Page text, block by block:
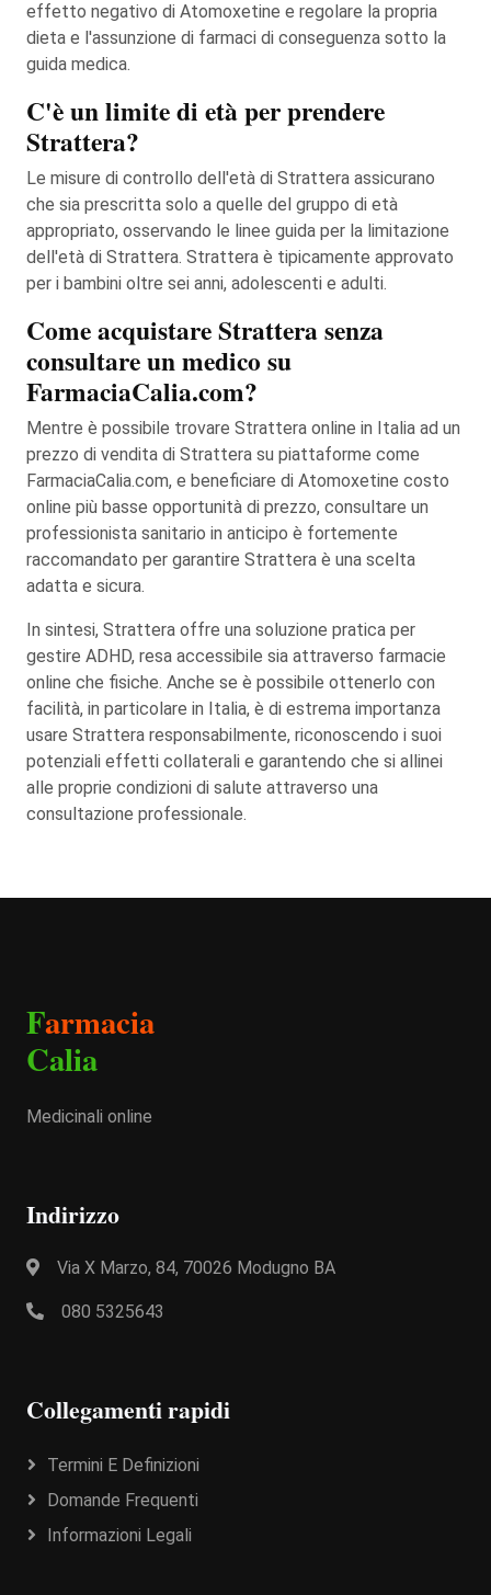
effetto negativo di Atomoxetine e regolare la propria
dieta e l'assunzione di farmaci di conseguenza sotto la
guida medica.
C'è un limite di età per prendere
Strattera?
Le misure di controllo dell'età di Strattera assicurano
che sia prescritta solo a quelle del gruppo di età
appropriato, osservando le linee guida per la limitazione
dell'età di Strattera. Strattera è tipicamente approvato
per i bambini oltre sei anni, adolescenti e adulti.
Come acquistare Strattera senza
consultare un medico su
FarmaciaCalia.com?
Mentre è possibile trovare Strattera online in Italia ad un
prezzo di vendita di Strattera su piattaforme come
FarmaciaCalia.com, e beneficiare di Atomoxetine costo
online più basse opportunità di prezzo, consultare un
professionista sanitario in anticipo è fortemente
raccomandato per garantire Strattera è una scelta
adatta e sicura.
In sintesi, Strattera offre una soluzione pratica per
gestire ADHD, resa accessibile sia attraverso farmacie
online che fisiche. Anche se è possibile ottenerlo con
facilità, in particolare in Italia, è di estrema importanza
usare Strattera responsabilmente, riconoscendo i suoi
potenziali effetti collaterali e garantendo che si allinei
alle proprie condizioni di salute attraverso una
consultazione professionale.
Farmacia
Calia
Medicinali online
Indirizzo
Via X Marzo, 84, 70026 Modugno BA
080 5325643
Collegamenti rapidi
Termini E Definizioni
Domande Frequenti
Informazioni Legali